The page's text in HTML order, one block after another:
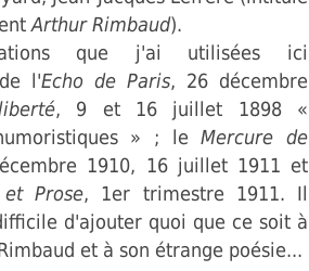
Arthur Rimbaud).
que j'ai utilisées ici
l'Echo de Paris, 26 décembre
, 9 et 16 juillet 1898 «
» ; leMercure de
1910, 16 juillet 1911 et
et Prose, 1er trimestre 1911. Il
d'ajouter quoi que ce soit à
et à son étrange poésie...